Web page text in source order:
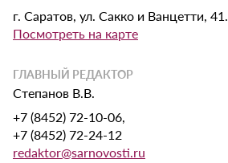
г. Саратов, ул. Сакко и Ванцетти, 41.
Посмотреть на карте
ГЛАВНЫЙ РЕДАКТОР
Степанов В.В.
+7 (8452) 72-10-06,
+7 (8452) 72-24-12
redaktor@sarnovosti.ru